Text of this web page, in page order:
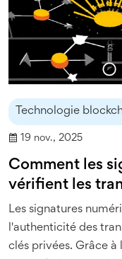
Technologie
19 nov., 2025
Comment les
vérifient les
Les signatures
l'authenticité des
clés privées. Grâce à